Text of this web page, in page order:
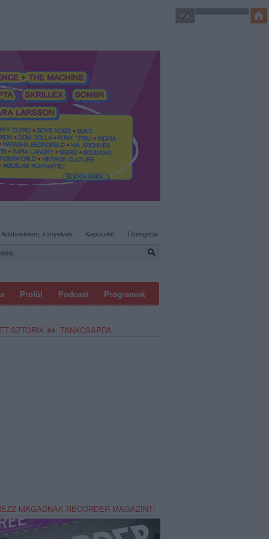
Profül Podcast Programok
Adatvédelem, irányelvek Kapcsolat Támogatás
SZTORIK #4: TANKCSAPDA
MAGADNAK RECORDER MAGAZINT!
SÜTI BEÁLLÍTÁSOK MÓDOSÍTÁSA